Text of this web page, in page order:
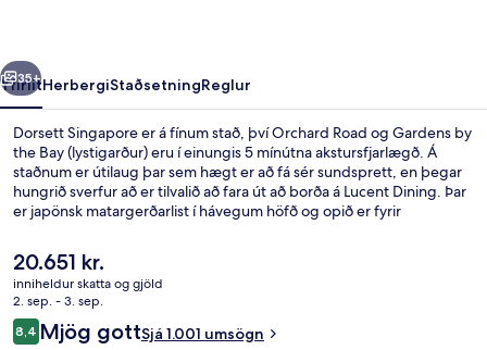
Næsta
35+
YfirlitHerbergiStaðsetningReglur
Dorsett Singapore er á fínum stað, því Orchard Road og Gardens by
the Bay (lystigarður) eru í einungis 5 mínútna akstursfjarlægð. Á
staðnum er útilaug þar sem hægt er að fá sér sundsprett, en þegar
hungrið sverfur að er tilvalið að fara út að borða á Lucent Dining. Þar
er japönsk matargerðarlist í hávegum höfð og opið er fyrir
skreytistíl (Art Deco) eru líkamsræktaraðstaða og bar/setustofa. Aðrir
gestir hafa sagt að hjálpsamt starfsfólk sé meðal helstu kosta
gististaðarins. Það er ekki langt að fara til að komast í
almenningssamgöngur: Outram Park lestarstöðin er í 4 mínútna
göngufjarlægð og Maxwell-lestarstöðin í 8 mínútna.
Núverandi
verð
er
20.651 kr.
20.651 kr.
inniheldur skatta og gjöld
2. sep. - 3. sep.
Umsagnir
8,48,4 af 10
Mjög gottSjá 1.001 umsögn